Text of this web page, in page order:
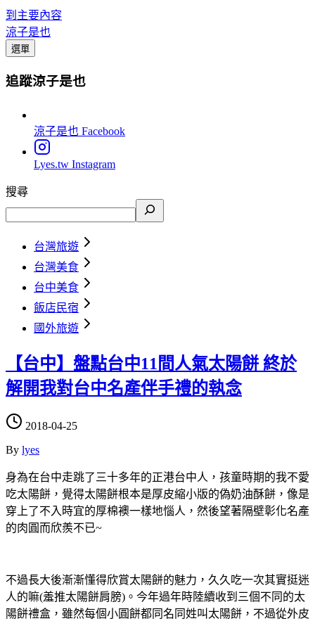
到主要內容
涼子是也
選單
追蹤涼子是也
涼子是也 Facebook
Lyes.tw Instagram
搜尋
台灣旅遊
台灣美食
台中美食
飯店民宿
國外旅遊
【台中】盤點台中11間人氣太陽餅 終於
解開我對台中名產伴手禮的執念
2018-04-25
By lyes
身為在台中走跳了三十多年的正港台中人，孩童時期的我不愛
吃太陽餅，覺得太陽餅根本是厚皮縮小版的偽奶油酥餅，像是
穿上了不入時宜的厚棉襖一樣地惱人，然後望著隔壁彰化名產
的肉圓而欣羨不已~
不過長大後漸漸懂得欣賞太陽餅的魅力，久久吃一次其實挺迷
人的嘛(羞推太陽餅肩膀)。今年過年時陸續收到三個不同的太
陽餅禮盒，雖然每個小圓餅都同名同姓叫太陽餅，不過從外皮